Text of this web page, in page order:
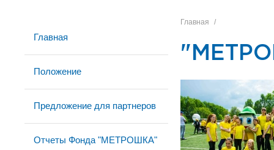
Главная
Положение
Предложение для партнеров
Отчеты Фонда "МЕТРОШКА"
Главная /